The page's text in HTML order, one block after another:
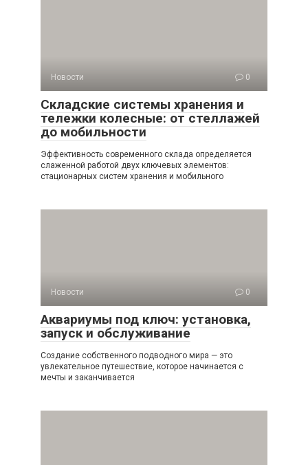
Новости 0
Складские системы хранения и
тележки колесные: от стеллажей
до мобильности
Эффективность современного склада определяется
слаженной работой двух ключевых элементов:
стационарных систем хранения и мобильного
Новости 0
Аквариумы под ключ: установка,
запуск и обслуживание
Создание собственного подводного мира — это
увлекательное путешествие, которое начинается с
мечты и заканчивается